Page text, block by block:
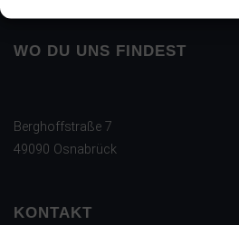
WO DU UNS FINDEST
Berghoffstraße 7
49090 Osnabrück
KONTAKT